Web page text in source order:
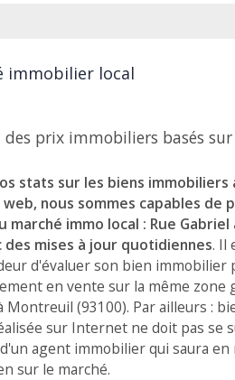
immobilier local
prix immobiliers basés
stats sur les biens
nous sommes capables de
marché immo local : Rue
des mises à jour quotidiennes. Il
d'évaluer son bien immobilier
en vente sur la même zone
Montreuil (93100). Par ailleurs :
sur Internet ne doit pas se
agent immobilier qui saura en
sur le marché.